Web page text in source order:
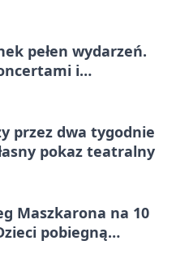
pełen wydarzeń.
i
przez dwa tygodnie
pokaz teatralny
Maszkarona na 10
pobiegną